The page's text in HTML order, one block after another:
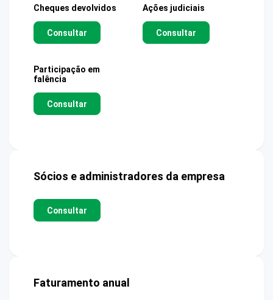
Cheques devolvidos
Consultar
Ações judiciais
Consultar
Participação em
falência
Consultar
Sócios e administradores da empresa
Consultar
Faturamento anual